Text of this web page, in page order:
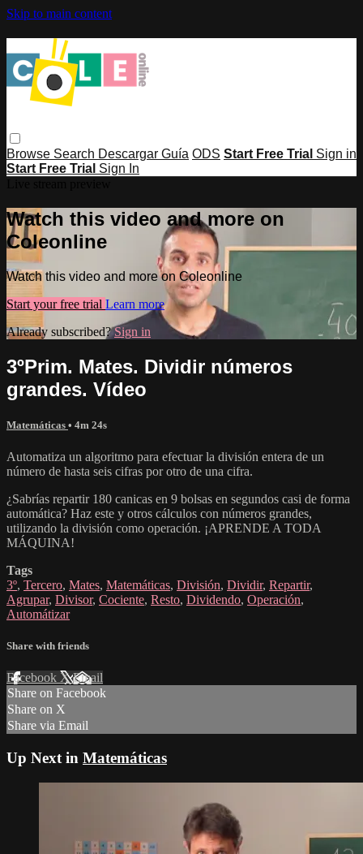
Skip to main content
Browse Search Descargar Guía ODS Start Free Trial Sign in
Start Free Trial Sign In
Watch this video and more on
Coleonline
Watch this video and more on Coleonline
Start your free trial Learn more
Already subscribed?Sign in
3ºPrim. Mates. Dividir números
grandes. Vídeo
Matemáticas • 4m 24s
Automatiza un algoritmo para efectuar la división entera de un
número de hasta seis cifras por otro de una cifra.
¿Sabrías repartir 180 canicas en 9 bolsas en segundos casi de forma
automática? Haz este y otros cálculos con números grandes,
utilizando la división como operación. ¡APRENDE A TODA
MÁQUINA!
Tags
3º, Tercero, Mates, Matemáticas, División, Dividir, Repartir,
Agrupar, Divisor, Cociente, Resto, Dividendo, Operación,
Automátizar
Share with friends
Facebook XEmail
Share on Facebook
Share on X
Share via Email
Up Next in Matemáticas